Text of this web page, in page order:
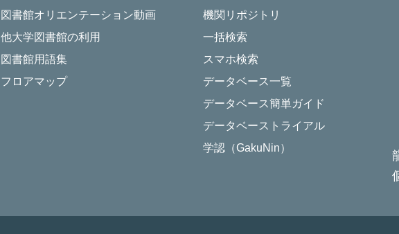
図書館オリエンテーション動画
他大学図書館の利用
図書館用語集
フロアマップ
機関リポジトリ
一括検索
スマホ検索
データベース一覧
データベース簡単ガイド
データベーストライアル
学認（GakuNin）